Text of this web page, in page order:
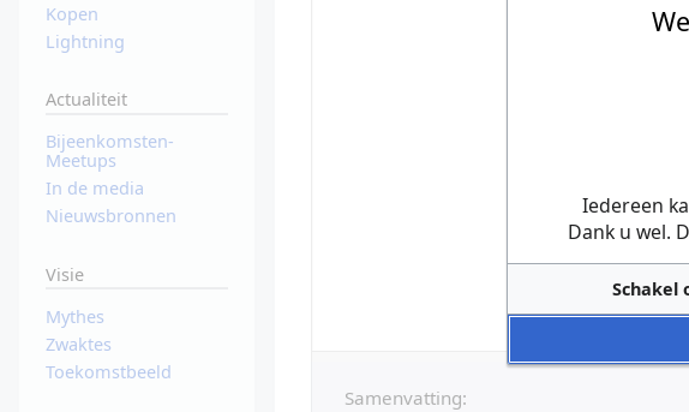
Samenvatting:
Kopen
Lightning
Actualiteit
Bijeenkomsten-
Meetups
In de media
Nieuwsbronnen
Visie
Mythes
Zwaktes
Toekomstbeeld
Iedereen
Dank u wel.
Schakel